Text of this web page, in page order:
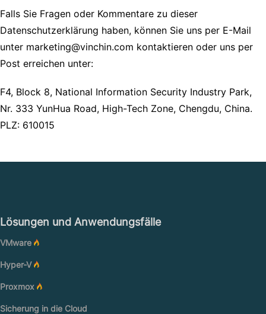
Falls Sie Fragen oder Kommentare zu dieser
Datenschutzerklärung haben, können Sie uns per E-Mail
unter marketing@vinchin.com kontaktieren oder uns per
Post erreichen unter:
F4, Block 8, National Information Security Industry Park,
Nr. 333 YunHua Road, High-Tech Zone, Chengdu, China.
PLZ: 610015
Lösungen und Anwendungsfälle
VMware
Hyper-V
Proxmox
Sicherung in die Cloud